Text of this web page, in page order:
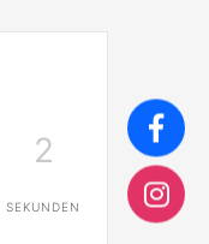
2
SEKUNDEN